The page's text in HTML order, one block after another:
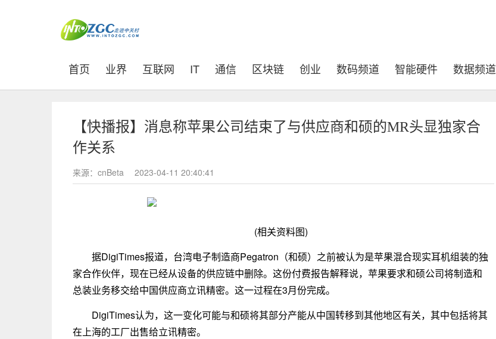
首页 (current)
业界 互联网 IT 通信 区块链 创业 数码频道 智能硬件 数据频道
【快播报】消息称苹果公司结束了与供应商和硕的MR头显独家合
作关系
来源：cnBeta 2023-04-11 20:40:41
(相关资料图)
据DigiTimes报道，台湾电子制造商Pegatron（和硕）之前被认为是苹果混合现实耳机组装的独
家合作伙伴，现在已经从设备的供应链中删除。这份付费报告解释说，苹果要求和硕公司将制造和
总装业务移交给中国供应商立讯精密。这一过程在3月份完成。
DigiTimes认为，这一变化可能与和硕将其部分产能从中国转移到其他地区有关，其中包括将其
在上海的工厂出售给立讯精密。